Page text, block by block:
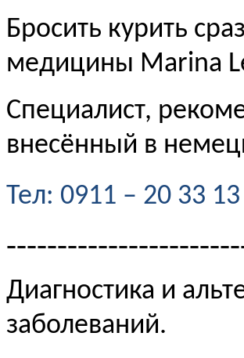
Бросить курить
медицины Marina
Специалист,
внесённый в
Teл: 0911 – 20 33 13
Диагностика и
заболеваний.